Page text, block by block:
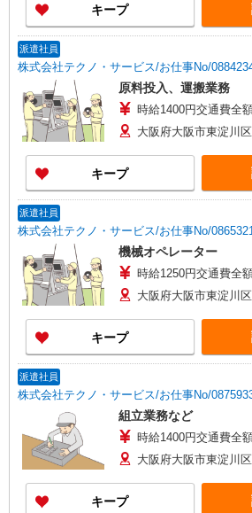
キープ
派遣社員
株式会社テクノ・サービス/お仕事No/
原料投入、運搬業務
時給1400円交通費全
大阪府大阪市東淀川
キープ
派遣社員
株式会社テクノ・サービス/お仕事No/
機械オペレーター
時給1250円交通費全
大阪府大阪市東淀川区
キープ
派遣社員
株式会社テクノ・サービス/お仕事No/
組立業務など
時給1400円交通費全
大阪府大阪市東淀川区
キープ